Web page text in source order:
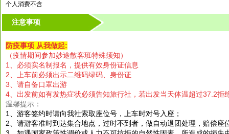
个人消费不含
注意事项
防疫事项 从我做起:
（疫情期间参加妙途散客班特殊须知）
1、必须实名制报名，提供有效身份证信息
2、上车前必须出示二维码绿码、身份证
3、请自备口罩出游
4、出发前如有发热症状必须告知旅行社，若出发当天体温超过37.2拒
温馨提示：
1、游客签约时请向我社索取座位号，上车时对号入座；
2、请游客准时到达集合地点，过时不到者，做自动退团处理，赔偿座